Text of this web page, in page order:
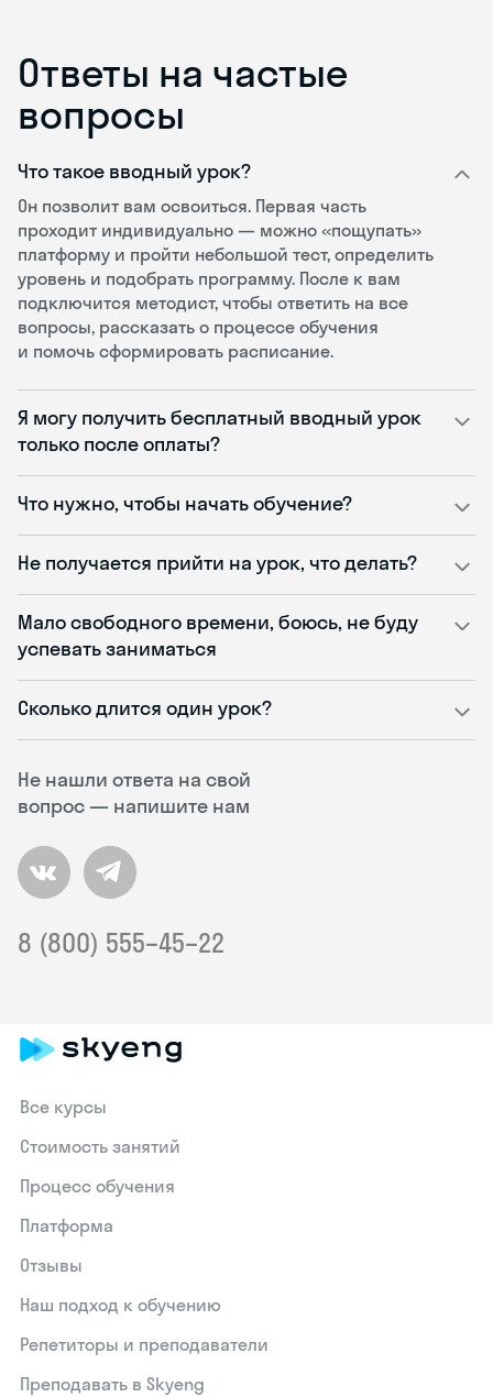
Ответы на частые
вопросы
Не нашли ответа на свой
вопрос — напишите нам
8 (800) 555–45–22
Что такое вводный урок?
Он позволит вам освоиться. Первая часть
проходит индивидуально — можно «пощупать»
платформу и пройти небольшой тест, определить
уровень и подобрать программу. После к вам
подключится методист, чтобы ответить на все
вопросы, рассказать о процессе обучения
и помочь сформировать расписание.
Я могу получить бесплатный вводный урок
только после оплаты?
Что нужно, чтобы начать обучение?
Не получается прийти на урок, что делать?
Мало свободного времени, боюсь, не буду
успевать заниматься
Сколько длится один урок?
Все курсы
Стоимость занятий
Процесс обучения
Платформа
Отзывы
Наш подход к обучению
Репетиторы и преподаватели
Преподавать в Skyeng